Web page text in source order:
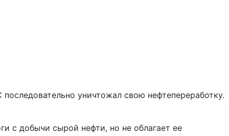
уничтожал свою нефтепереработку.
с добычи сырой нефти, но не облагает ее